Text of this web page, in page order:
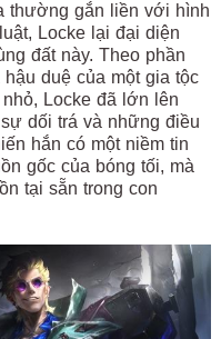
thường gắn liền với hình
Locke lại đại diện
đất này. Theo phần
duệ của một gia tộc
Locke đã lớn lên
dối trá và những điều
hắn có một niềm tin
gốc của bóng tối, mà
tại sẵn trong con